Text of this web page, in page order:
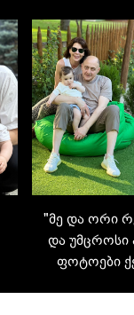
"მე და ორი
და უმცროსი
ფოტოები